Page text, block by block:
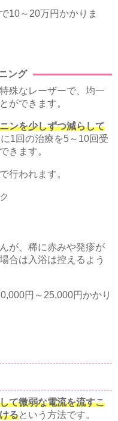
10～20万円かかりま
ング
殊なレーザーで、均一
ができます。
ンを少しずつ減らして
1回の治療を5～10回受
きます。
行われます。
が、稀に赤みや発疹が
合は入浴は控えるよう
円～25,000円かかり
て微弱な電流を流すこ
るという方法です。